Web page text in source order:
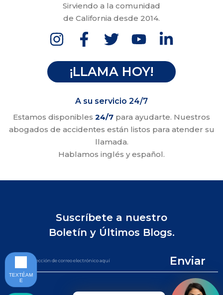
Sirviendo a la comunidad
de California desde 2014.
¡LLAMA HOY!
A su servicio 24/7
Estamos disponibles 24/7 para ayudarte. Nuestros
abogados de accidentes están listos para atender su
llamada.
Hablamos inglés y español.
Suscríbete a nuestro
Boletín y Últimos Blogs.
Enviar
TEXTÉAM
E